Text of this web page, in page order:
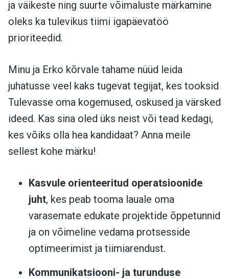
ja väikeste ning suurte võimaluste märkamine
oleks ka tulevikus tiimi igapäevatöö
prioriteedid.
Minu ja Erko kõrvale tahame nüüd leida
juhatusse veel kaks tugevat tegijat, kes tooksid
Tulevasse oma kogemused, oskused ja värsked
ideed. Kas sina oled üks neist või tead kedagi,
kes võiks olla hea kandidaat? Anna meile
sellest kohe märku!
Kasvule orienteeritud operatsioonide
juht, kes peab tooma lauale oma
varasemate edukate projektide õppetunnid
ja on võimeline vedama protsesside
optimeerimist ja tiimiarendust.
Kommunikatsiooni- ja turunduse